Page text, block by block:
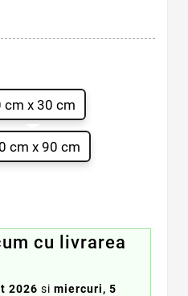
cm x 30 cm
cm x 90 cm
cu livrarea
2026 si miercuri, 5